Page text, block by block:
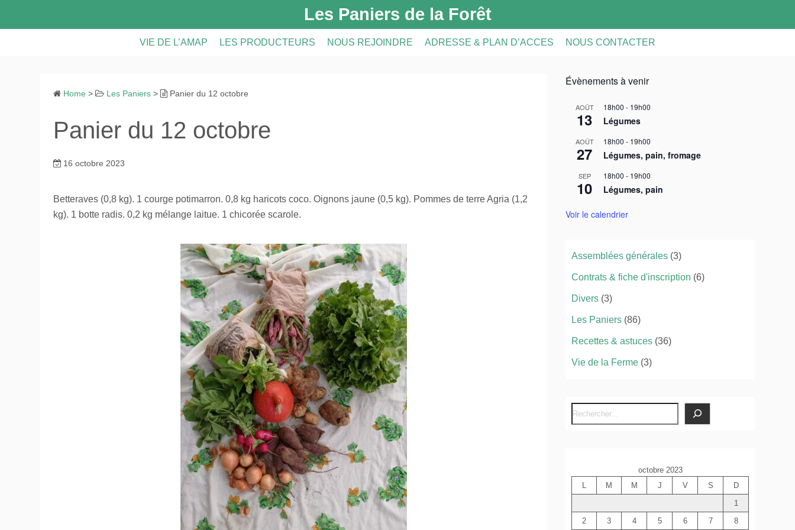
Les Paniers de la Forêt
VIE DE L’AMAP
CONTRATS & FICHE D’INSCRIPTION
ASSEMBLEES GENERALES
LES PRODUCTEURS
VIE DE LA FERME
NOUS REJOINDRE ADRESSE & PLAN D’ACCES NOUS CONTACTER
Home > Les Paniers > Panier du 12 octobre
Panier du 12 octobre
16 octobre 2023
Betteraves (0,8 kg). 1 courge potimarron. 0,8 kg haricots coco. Oignons jaune (0,5 kg). Pommes de terre Agria (1,2
kg). 1 botte radis. 0,2 kg mélange laitue. 1 chicorée scarole.
Évènements à venir
AOÛT
13
18h00 - 19h00
Légumes
AOÛT
27
18h00 - 19h00
Légumes, pain, fromage
SEP
10
18h00 - 19h00
Légumes, pain
Voir le calendrier
Assemblées générales (3)
Contrats & fiche d'inscription (6)
Divers (3)
Les Paniers (86)
Recettes & astuces (36)
Vie de la Ferme (3)
R
e
octobre 2023
L
M M J V S
D
1
2
3 4 5 6 7 8